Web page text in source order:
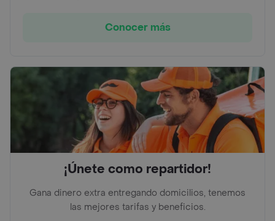
Conocer más
¡Únete como repartidor!
Gana dinero extra entregando domicilios, tenemos
las mejores tarifas y beneficios.